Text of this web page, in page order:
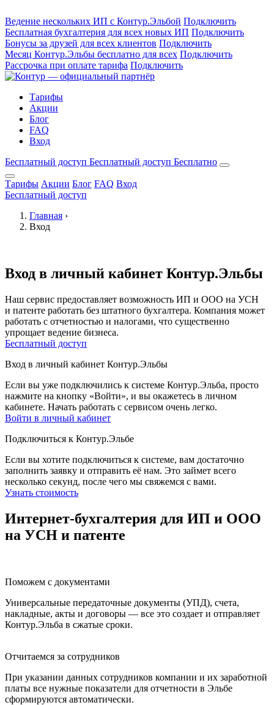
Ведение нескольких ИП с Контур.Эльбой Подключить
Бесплатная бухгалтерия для всех новых ИП Подключить
Бонусы за друзей для всех клиентов Подключить
Месяц Контур.Эльбы бесплатно для всех Подключить
Рассрочка при оплате тарифа Подключить
Тарифы
Акции
Блог
FAQ
Вход
Бесплатный доступ Бесплатный доступ Бесплатно
Тарифы Акции Блог FAQ Вход
Бесплатный доступ
Главная ›
Вход
Вход в личный кабинет Контур.Эльбы
Наш сервис предоставляет возможность ИП и ООО на УСН
и патенте работать без штатного бухгалтера. Компания может
работать с отчетностью и налогами, что существенно
упрощает ведение бизнеса.
Бесплатный доступ
Вход в личный кабинет Контур.Эльбы
Если вы уже подключились к системе Контур.Эльба, просто
нажмите на кнопку «Войти», и вы окажетесь в личном
кабинете. Начать работать с сервисом очень легко.
Войти в личный кабинет
Подключиться к Контур.Эльбе
Если вы хотите подключиться к системе, вам достаточно
заполнить заявку и отправить её нам. Это займет всего
несколько секунд, после чего мы свяжемся с вами.
Узнать стоимость
Интернет-бухгалтерия для ИП и ООО
на УСН и патенте
Поможем с документами
Универсальные передаточные документы (УПД), счета,
накладные, акты и договоры — все это создает и отправляет
Контур.Эльба в сжатые сроки.
Отчитаемся за сотрудников
При указании данных сотрудников компании и их заработной
платы все нужные показатели для отчетности в Эльбе
сформируются автоматически.